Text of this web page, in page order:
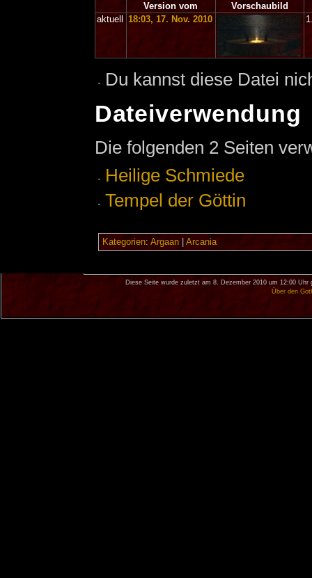
Version vom
Vorschaubild
aktuell
18:03, 17. Nov. 2010
Du kannst diese Datei
Dateiverwendung
Die folgenden 2 Seiten
Heilige Schmiede
Tempel der Göttin
Kategorien: Argaan| Arcania
Diese Seite wurde zuletzt am 8. Dezember 2010 um 12:00 Uhr
Über den